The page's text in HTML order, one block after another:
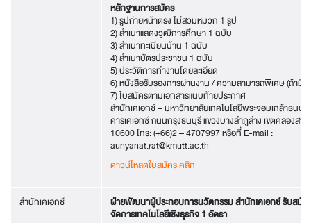
หลักฐานการสมัคร
1) รูปถ่ายหน้าตรง ไม่สวมหมวก 1 รูป
2) สำเนาแสดงวุฒิการศึกษา 1 ฉบับ
3) สำเนาทะเบียนบ้าน 1 ฉบับ
4) สำเนาบัตรประชาชน 1 ฉบับ
5) ประวัติการทำงานโดยละเอียด
6) หนังสือรับรองการผ่านงาน / ความสามารถพิเศษ (ถ้ามี)
7) ใบสมัครตามเอกสารแนบท้ายประกาศ
สำนักเคเอกซ์ – มหาวิทยาลัยเทคโนโลยีพระจอมเกล้าธนบุ
คารเคเอกซ์ ถนนกรุงธนบุรี แขวงบางลำภูล่าง เขตคลองสา
10600 โทร: (+66)2 – 4707997 หรือที่ E-mail :
aunyanat.rat@kmutt.ac.th
ดาวน์โหลดใบสมัคร คลิก
สำนักเคเอกซ์
ฝ่ายพัฒนาผู้ประกอบการนวัตกรรม สำนักเคเอกซ์ รับสมัค
จัดการเทคโนโลยีเชิงธุรกิจ 1 อัตรา